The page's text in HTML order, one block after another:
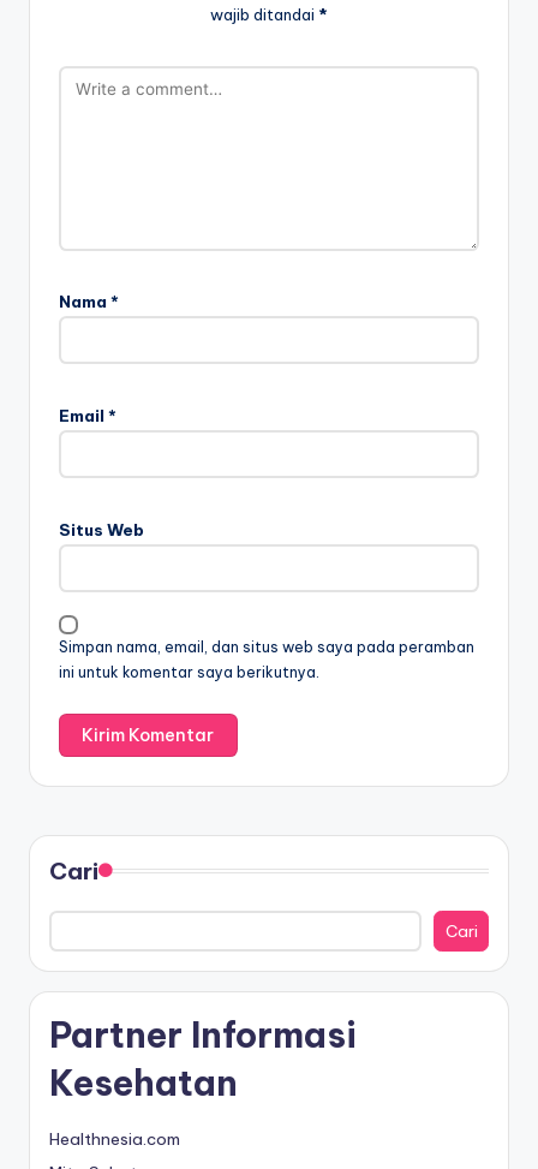
wajib ditandai *
Nama *
Email *
Situs Web
Simpan nama, email, dan situs web saya pada peramban
ini untuk komentar saya berikutnya.
Cari
Cari
Partner Informasi
Kesehatan
Healthnesia.com